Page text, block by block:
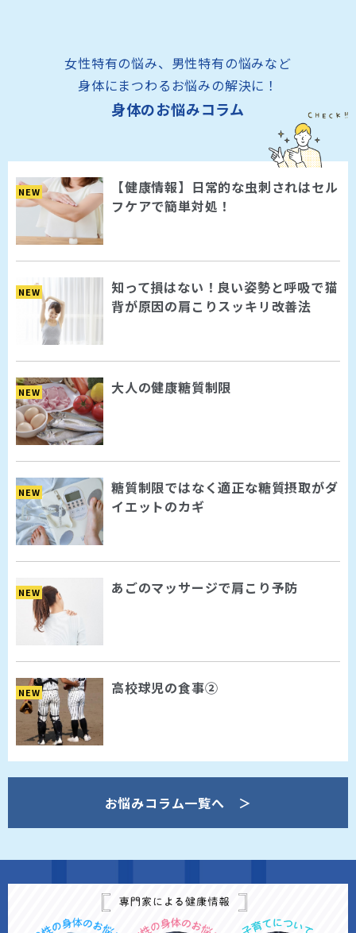
女性特有の悩み、男性特有の悩みなど
身体にまつわるお悩みの解決に！
身体のお悩みコラム
NEW
【健康情報】日常的な虫刺されはセル
フケアで簡単対処！
NEW
知って損はない！良い姿勢と呼吸で猫
背が原因の肩こりスッキリ改善法
NEW 大人の健康糖質制限
NEW
糖質制限ではなく適正な糖質摂取がダ
イエットのカギ
NEW あごのマッサージで肩こり予防
NEW 高校球児の食事②
お悩みコラム一覧へ ＞